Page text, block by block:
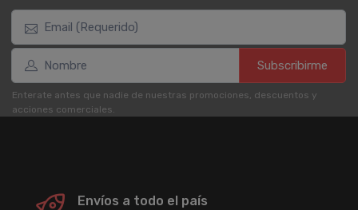
Subscribirme
Enterate antes que nadie de nuestras promociones, descuentos y
acciones comerciales.
Envíos a todo el país